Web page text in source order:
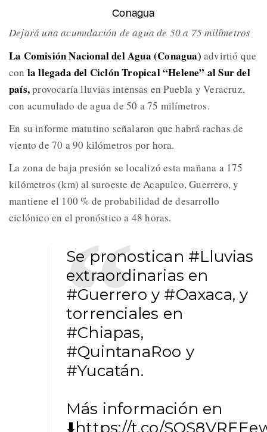
Conagua
Dejará una acumulación de agua de 50 a 75 milímetros
La Comisión Nacional del Agua (Conagua) advirtió que
con la llegada del Ciclón Tropical “Helene” al Sur del
país,provocaría lluvias intensas en Puebla y Veracruz,
con acumulado de agua de 50 a 75 milímetros.
En su informe matutino señalaron que habrá rachas de
viento de 70 a 90 kilómetros por hora.
La zona de baja presión se localizó esta mañana a 175
kilómetros (km) al suroeste de Acapulco, Guerrero, y
mantiene el 100 % de probabilidad de desarrollo
ciclónico en el pronóstico a 48 horas.
Se pronostican #Lluvias
extraordinarias en
#Guerrero y #Oaxaca, y
torrenciales en
#Chiapas,
#QuintanaRoo y
#Yucatán.
Más información en
⬇️https://t.co/